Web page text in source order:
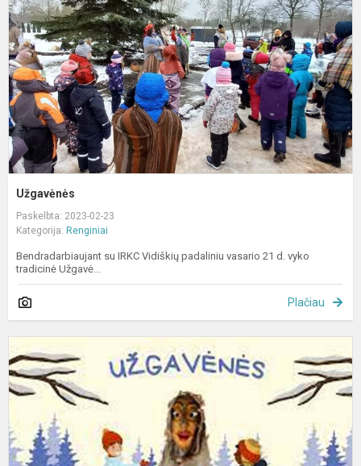
Užgavėnės
Paskelbta: 2023-02-23
Kategorija: Renginiai
Bendradarbiaujant su IRKC Vidiškių padaliniu vasario 21 d. vyko
tradicinė Užgavė...
Plačiau